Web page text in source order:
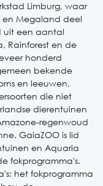
Limburg, waar
en Megaland deel
uit een aantal
Rainforest en de
honderd
bekende
en leeuwen,
die niet
dierentuinen
regenwoud
GaiaZOO is lid
en Aquaria
fokprogramma's.
het fokprogramma